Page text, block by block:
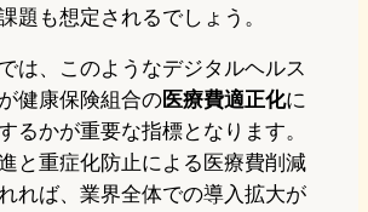
題も想定されるでしょう。
は、このようなデジタルヘルス
健康保険組合の医療費適正化に
るかが重要な指標となります。
と重症化防止による医療費削減
れば、業界全体での導入拡大が